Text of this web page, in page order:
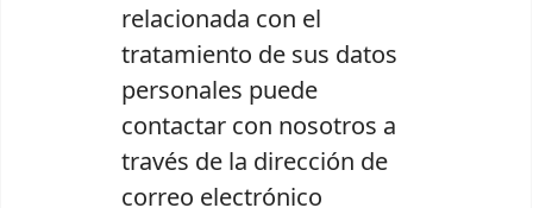
relacionada con el
tratamiento de sus datos
personales puede
contactar con nosotros a
través de la dirección de
correo electrónico